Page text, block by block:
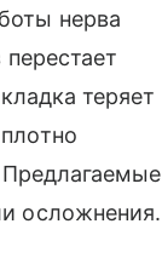
нерва
теряет
Предлагаемые
осложнения.